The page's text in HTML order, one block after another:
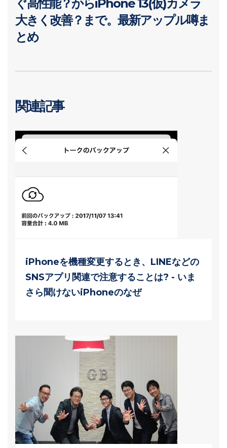
ぐ高性能？からiPhone 13(仮)カメラ
大きく改善？まで。最新アップル噂ま
とめ
関連記事
iPhoneを機種変更するとき、LINEなどの
SNSアプリ関連で注意することは? - いま
さら聞けないiPhoneのなぜ